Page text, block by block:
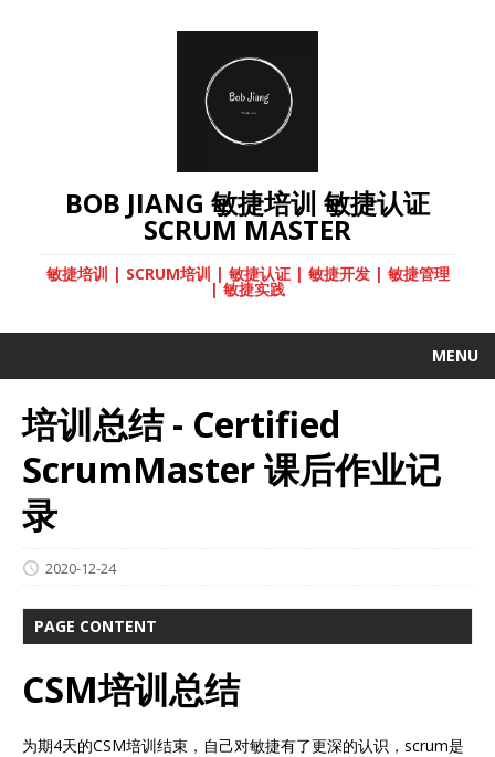
BOB JIANG 敏捷培训 敏捷认证
SCRUM MASTER
敏捷培训 | SCRUM培训 | 敏捷认证 | 敏捷开发 | 敏捷管理
| 敏捷实践
MENU
培训总结 - Certified
ScrumMaster 课后作业记
录
2020-12-24
PAGE CONTENT
CSM培训总结
为期4天的CSM培训结束，自己对敏捷有了更深的认识，scrum是